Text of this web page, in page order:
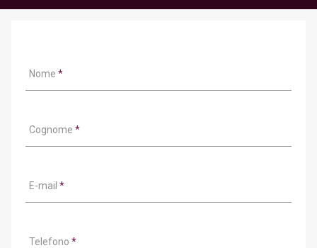
Nome *
Cognome *
E-mail *
Telefono *